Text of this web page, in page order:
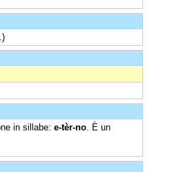
in sillabe: e-tèr-no . È un